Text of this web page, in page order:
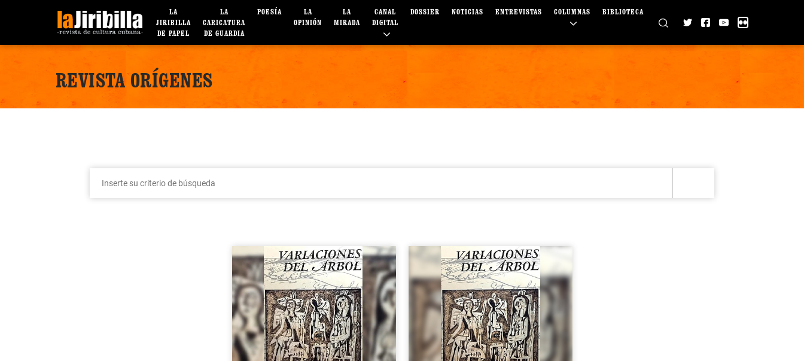
LA
JIRIBILLA
DE PAPEL
LA
CARICATURA
DE GUARDIA
POESÍA
LA
OPINIÓN
LA
MIRADA
CANAL
DIGITAL
DOSSIER NOTICIAS ENTREVISTAS COLUMNAS BIBLIOTECA
REVISTA ORÍGENES